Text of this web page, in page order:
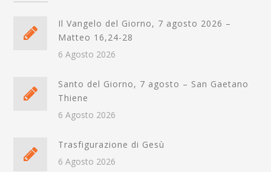
Il Vangelo del Giorno, 7 agosto 2026 –
Matteo 16,24-28
6 Agosto 2026
Santo del Giorno, 7 agosto – San Gaetano
Thiene
6 Agosto 2026
Trasfigurazione di Gesù
6 Agosto 2026